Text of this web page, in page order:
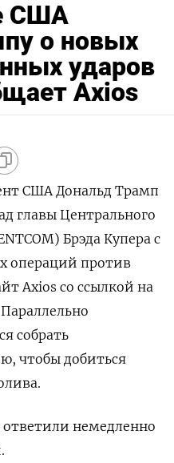
США
о новых
ударов
Axios
США Дональд Трамп
главы Центрального
Брэда ‌Купера с
операций против
Axios со ссылкой ​на
⁠собрать
чтобы добиться
ответили немедленно